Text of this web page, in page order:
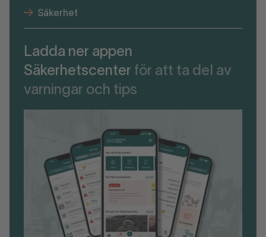
Säkerhet
Ladda ner appen
Säkerhetscenter för att ta del av
varningar och tips